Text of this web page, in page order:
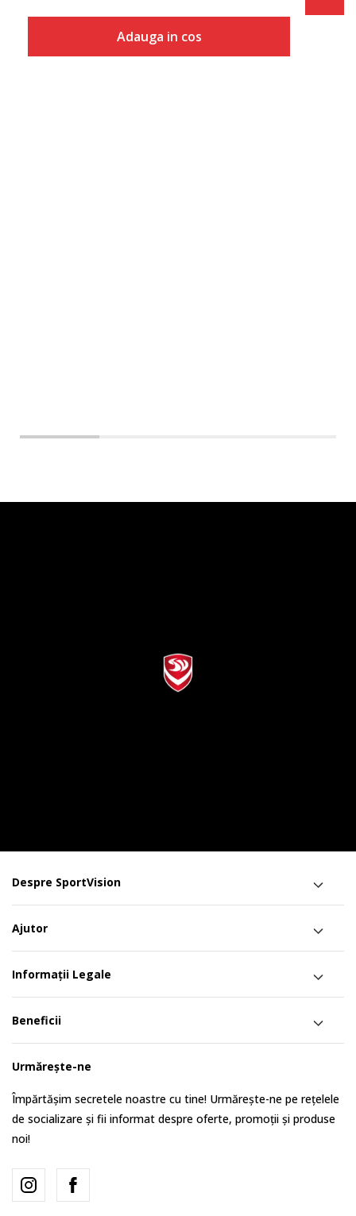
Adauga in cos
Despre SportVision
Ajutor
Informații Legale
Beneficii
Urmărește-ne
Împărtășim secretele noastre cu tine! Urmărește-ne pe rețelele
de socializare și fii informat despre oferte, promoții și produse
noi!